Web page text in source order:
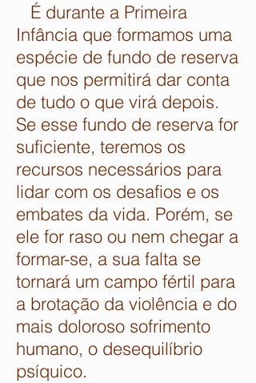
É durante a Primeira
Infância que formamos uma
espécie de fundo de reserva
que nos permitirá dar conta
de tudo o que virá depois.
Se esse fundo de reserva for
suficiente, teremos os
recursos necessários para
lidar com os desafios e os
embates da vida. Porém, se
ele for raso ou nem chegar a
formar-se, a sua falta se
tornará um campo fértil para
a brotação da violência e do
mais doloroso sofrimento
humano, o desequilíbrio
psíquico.